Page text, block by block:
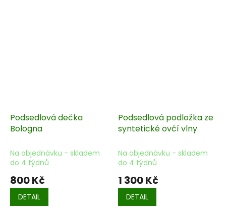
Podsedlová dečka
Bologna
Na objednávku - skladem
do 4 týdnů
800 Kč
DETAIL
Podsedlová podložka ze
syntetické ovčí vlny
Na objednávku - skladem
do 4 týdnů
1 300 Kč
DETAIL